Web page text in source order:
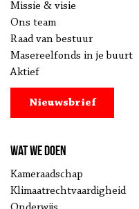
Missie & visie
Ons team
Raad van bestuur
Masereelfonds in je buurt
Aktief
Nieuwsbrief
Wat we doen
Kameraadschap
Klimaatrechtvaardigheid